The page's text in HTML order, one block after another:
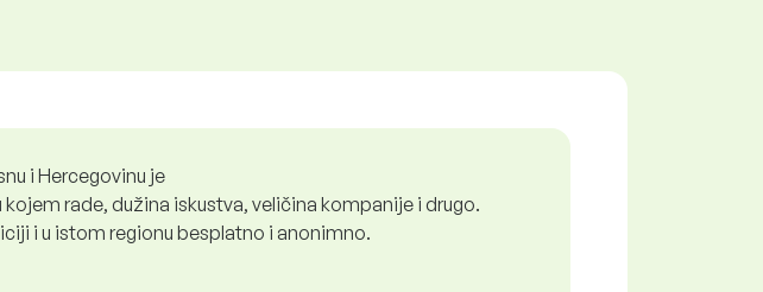
i Hercegovinu je
rade, dužina iskustva, veličina kompanije i drugo.
i u istom regionu besplatno i anonimno.